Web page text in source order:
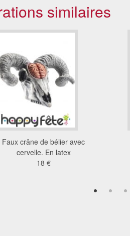
similaires
Faux crâne de bélier avec
cervelle. En latex
18 €